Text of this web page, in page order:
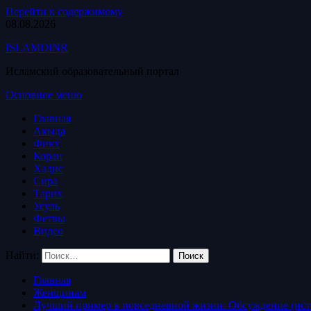
Перейти к содержимому
08.08.2026
ISLAMDINR
Исламский образовательный портал
Основное меню
Главная
Акыда
Фикх
Коран
Хадис
Сира
Тарих
Усуль
Фетвы
Видео
Найти:
Главная
Женщинам
Лучший пример в повседневной жизни: Обсуждение